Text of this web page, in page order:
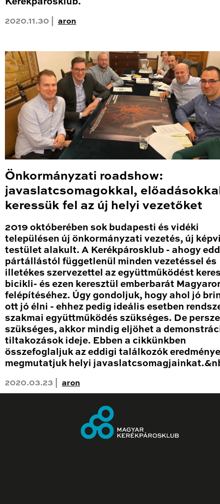
2020.11.30 | aron
Önkormányzati roadshow:
javaslatcsomagokkal,
keressük fel az új helyi vezetőket
2019 októberében sok budapesti és vidéki
településen új önkormányzati vezetés, új
testület alakult. A Kerékpárosklub - ahogy
pártállástól függetlenül minden vezetéssel és
illetékes szervezettel az együttműködést
bicikli- és ezen keresztül emberbarát
felépítéséhez. Úgy gondoljuk, hogy ahol jó
ott jó élni - ehhez pedig ideális esetben
szakmai együttműködés szükséges. De
szükséges, akkor mindig eljöhet a
tiltakozások ideje. Ebben a cikkünkben
összefoglaljuk az eddigi találkozók
megmutatjuk helyi
2020.03.23 | aron